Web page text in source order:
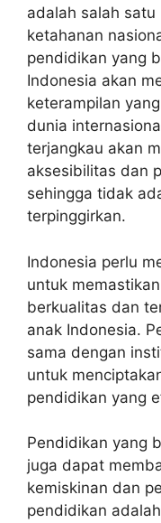
adalah salah
ketahanan
pendidikan yang
Indonesia akan
keterampilan
dunia
terjangkau akan
aksesibilitas dan
sehingga tidak
terpinggirkan.
Indonesia perlu
untuk
berkualitas dan
anak Indonesia.
sama dengan
untuk
pendidikan yang
Pendidikan yang
juga dapat
kemiskinan dan
pendidikan